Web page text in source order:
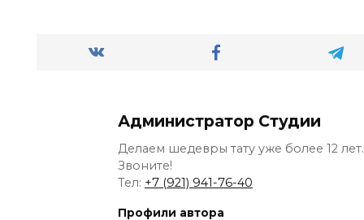
Администратор Студии
Делаем шедевры тату уже более 12 лет.
Звоните!
Тел: +7 (921) 941-76-40
Профили автора